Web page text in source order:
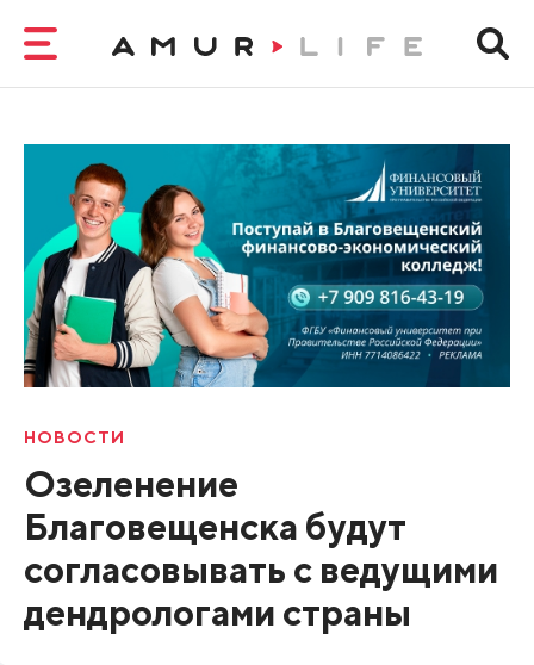
НОВОСТИ
Озеленение
Благовещенска будут
согласовывать с ведущими
дендрологами страны